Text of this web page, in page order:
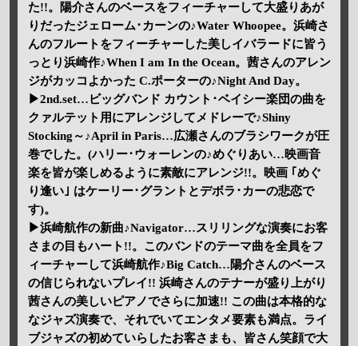
た!!。陽介さんのベースをフィーチャーして大盛りあが
りだったジェローム･カーンの♪Water Whoopee。浜崎さ
んのフルートをフィーチャーした美しイバラードに皆う
っとり浜崎作♪When I am In the Ocean。茜さんのアレン
ジがカッコよかった C.ポーターの♪Night And Day。
▶2nd.set…ビッグバンド カウント･ベイシー楽団の曲を
クァルテット用にアレンジしてメドレーで♪Shiny
Stocking～♪April in Paris…広瀬さんのブラシワークが圧
巻でした。(ハリー･ウォーレンの♪めぐりあい…映画音
楽を皆が楽しめるように素敵にアレンジ!!。映画 ｢めぐ
り逢い｣ はケーリー･グラントとデボラ･カーの悲恋で
す)。
▶浜崎航作の新曲♪Navigator…スリリングな演奏にお客
さまの目もハート!!。このバンドのテーマ曲を全員をフ
ィーチャーして浜崎航作♪Big Catch…陽介さんのベース
の信じられないプレイ!! 浜崎さんのテナーが盛り上がり
茜さんの美しいピアノでさらに加速!! この曲は本格的な
なジャズ演奏で、それでいてエンタメ要素も満点。ライ
ブジャズの初めていらしたお客さまも、皆さん笑顔で大